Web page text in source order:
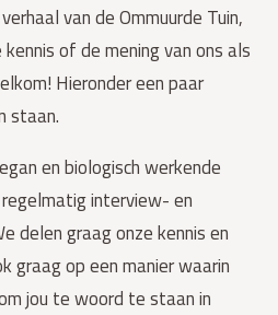
van de Ommuurde Tuin,
of de mening van ons als
Hieronder een paar
staan.
en biologisch werkende
interview- en
delen graag onze kennis en
graag op een manier waarin
jou te woord te staan in